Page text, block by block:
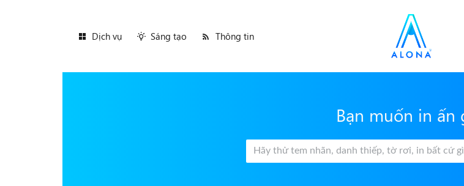
Dịch vụ Sáng tạo Thông tin
Bạn muốn in ấn